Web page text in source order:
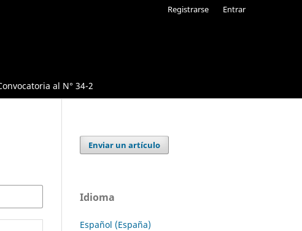
al N° 34-2
Registrarse Entrar
Enviar un artículo
Idioma
Español (España)